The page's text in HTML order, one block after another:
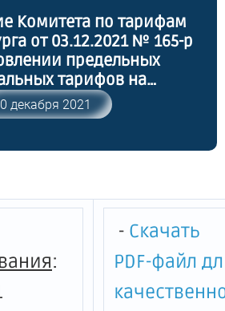
Комитета по тарифам
от 03.12.2021 № 165-р
предельных
тарифов на
услуги, оказываемые
обществом "Северо-
транспорт" на
Петербурга, на 2022
год "
декабря 2021
:
- Скачать
PDF-файл